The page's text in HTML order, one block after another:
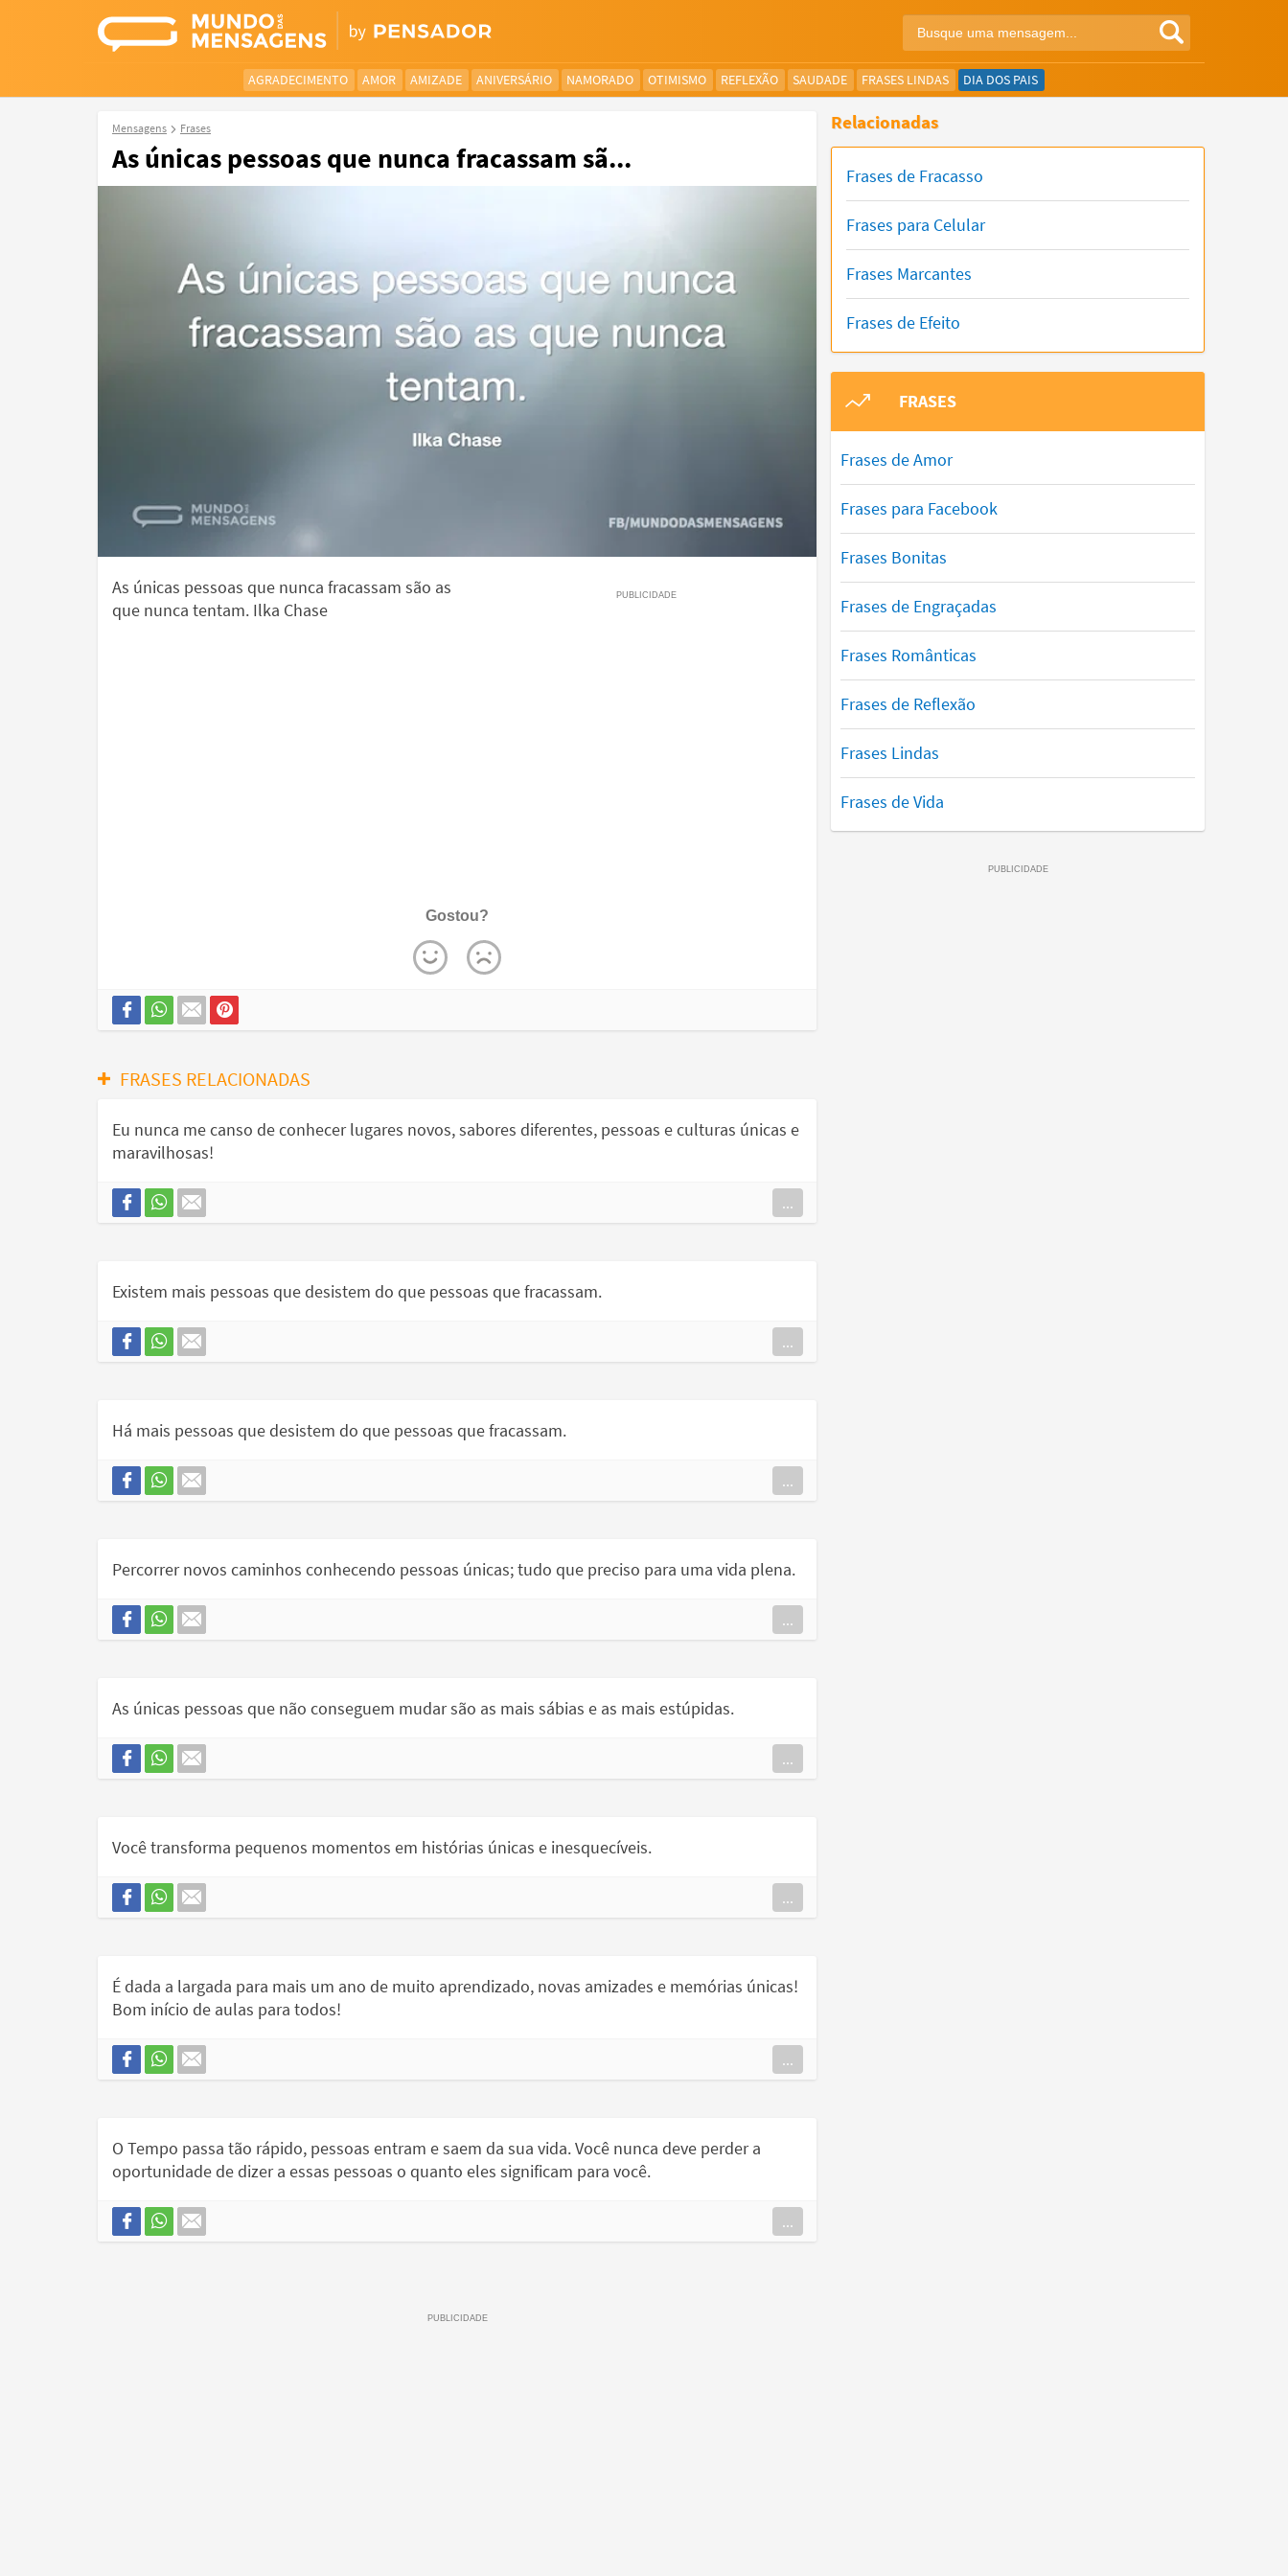
AGRADECIMENTO AMOR AMIZADE ANIVERSÁRIO NAMORADO OTIMISMO REFLEXÃO SAUDADE FRASES LINDAS DIA DOS PAIS
Mensagens Frases
As únicas pessoas que nunca fracassam sã...
As únicas pessoas que nunca fracassam são as
que nunca tentam. Ilka Chase
Gostou?
FRASES RELACIONADAS
Eu nunca me canso de conhecer lugares novos, sabores diferentes, pessoas e culturas únicas e
maravilhosas!
...
Existem mais pessoas que desistem do que pessoas que fracassam.
...
Há mais pessoas que desistem do que pessoas que fracassam.
...
Percorrer novos caminhos conhecendo pessoas únicas; tudo que preciso para uma vida plena.
...
As únicas pessoas que não conseguem mudar são as mais sábias e as mais estúpidas.
...
Você transforma pequenos momentos em histórias únicas e inesquecíveis.
...
É dada a largada para mais um ano de muito aprendizado, novas amizades e memórias únicas!
Bom início de aulas para todos!
...
O Tempo passa tão rápido, pessoas entram e saem da sua vida. Você nunca deve perder a
oportunidade de dizer a essas pessoas o quanto eles significam para você.
...
Relacionadas
Frases de Fracasso
Frases para Celular
Frases Marcantes
Frases de Efeito
FRASES
Frases de Amor
Frases para Facebook
Frases Bonitas
Frases de Engraçadas
Frases Românticas
Frases de Reflexão
Frases Lindas
Frases de Vida